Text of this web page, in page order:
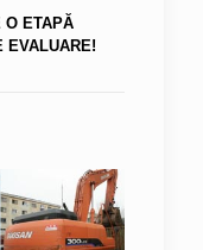
O ETAPĂ
EVALUARE!